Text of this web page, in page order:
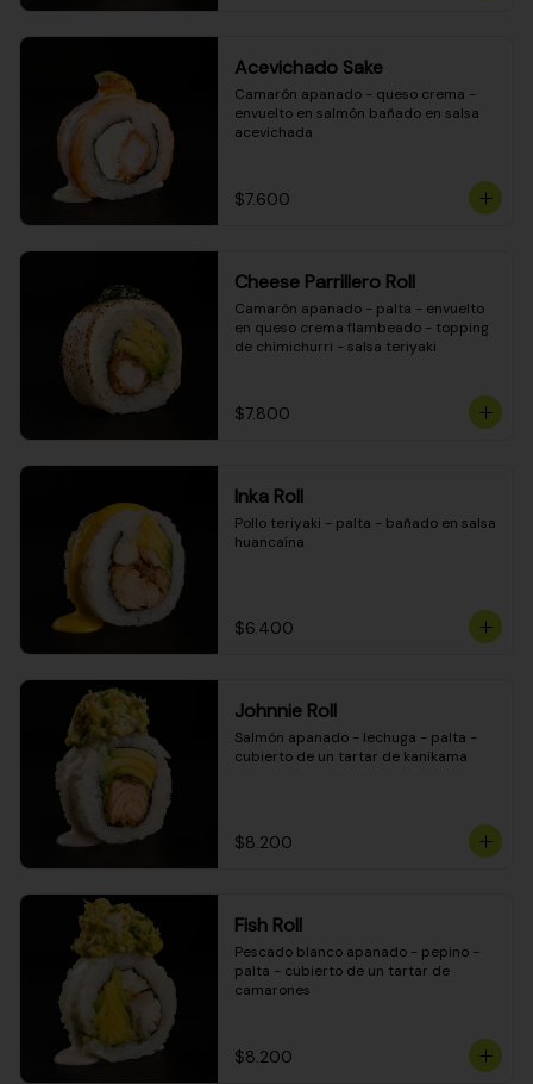
Acevichado Sake
Camarón apanado - queso crema -
envuelto en salmón bañado en salsa
acevichada
$7.600
Cheese Parrillero Roll
Camarón apanado - palta - envuelto
en queso crema flambeado - topping
de chimichurri - salsa teriyaki
$7.800
Inka Roll
Pollo teriyaki - palta - bañado en salsa
huancaína
$6.400
Johnnie Roll
Salmón apanado - lechuga - palta -
cubierto de un tartar de kanikama
$8.200
Fish Roll
Pescado blanco apanado - pepino -
palta - cubierto de un tartar de
camarones
$8.200